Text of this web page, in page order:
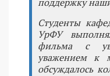
Студенты
УрФУ
фильма с
уважением к
обсуждалось